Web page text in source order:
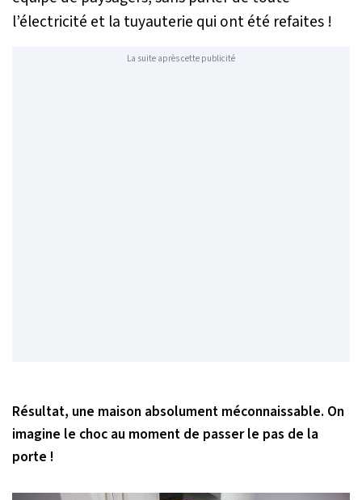
l’électricité et la tuyauterie qui ont été refaites !
La suite après cette publicité
Résultat, une maison absolument méconnaissable. On
imagine le choc au moment de passer le pas de la
porte !